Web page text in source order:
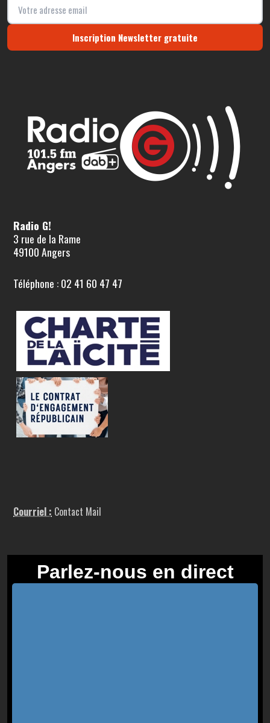
Inscription Newsletter gratuite
Radio G!
3 rue de la Rame
49100 Angers
Téléphone : 02 41 60 47 47
Courriel : Contact Mail